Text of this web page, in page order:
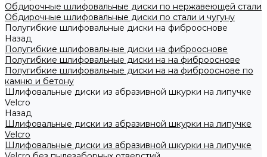
Обдирочные шлифовальные диски по нержавеющей стали
Обдирочные шлифовальные диски по стали и чугуну
Полугибкие шлифовальные диски на фиброоснове
Назад
Полугибкие шлифовальные диски на фиброоснове
Полугибкие шлифовальные диски на на фиброоснове
Полугибкие шлифовальные диски на на фиброоснове по
камню и бетону
Шлифовальные диски из абразивной шкурки на липучке
Velcro
Назад
Шлифовальные диски из абразивной шкурки на липучке
Velcro
Шлифовальные диски из абразивной шкурки на липучке